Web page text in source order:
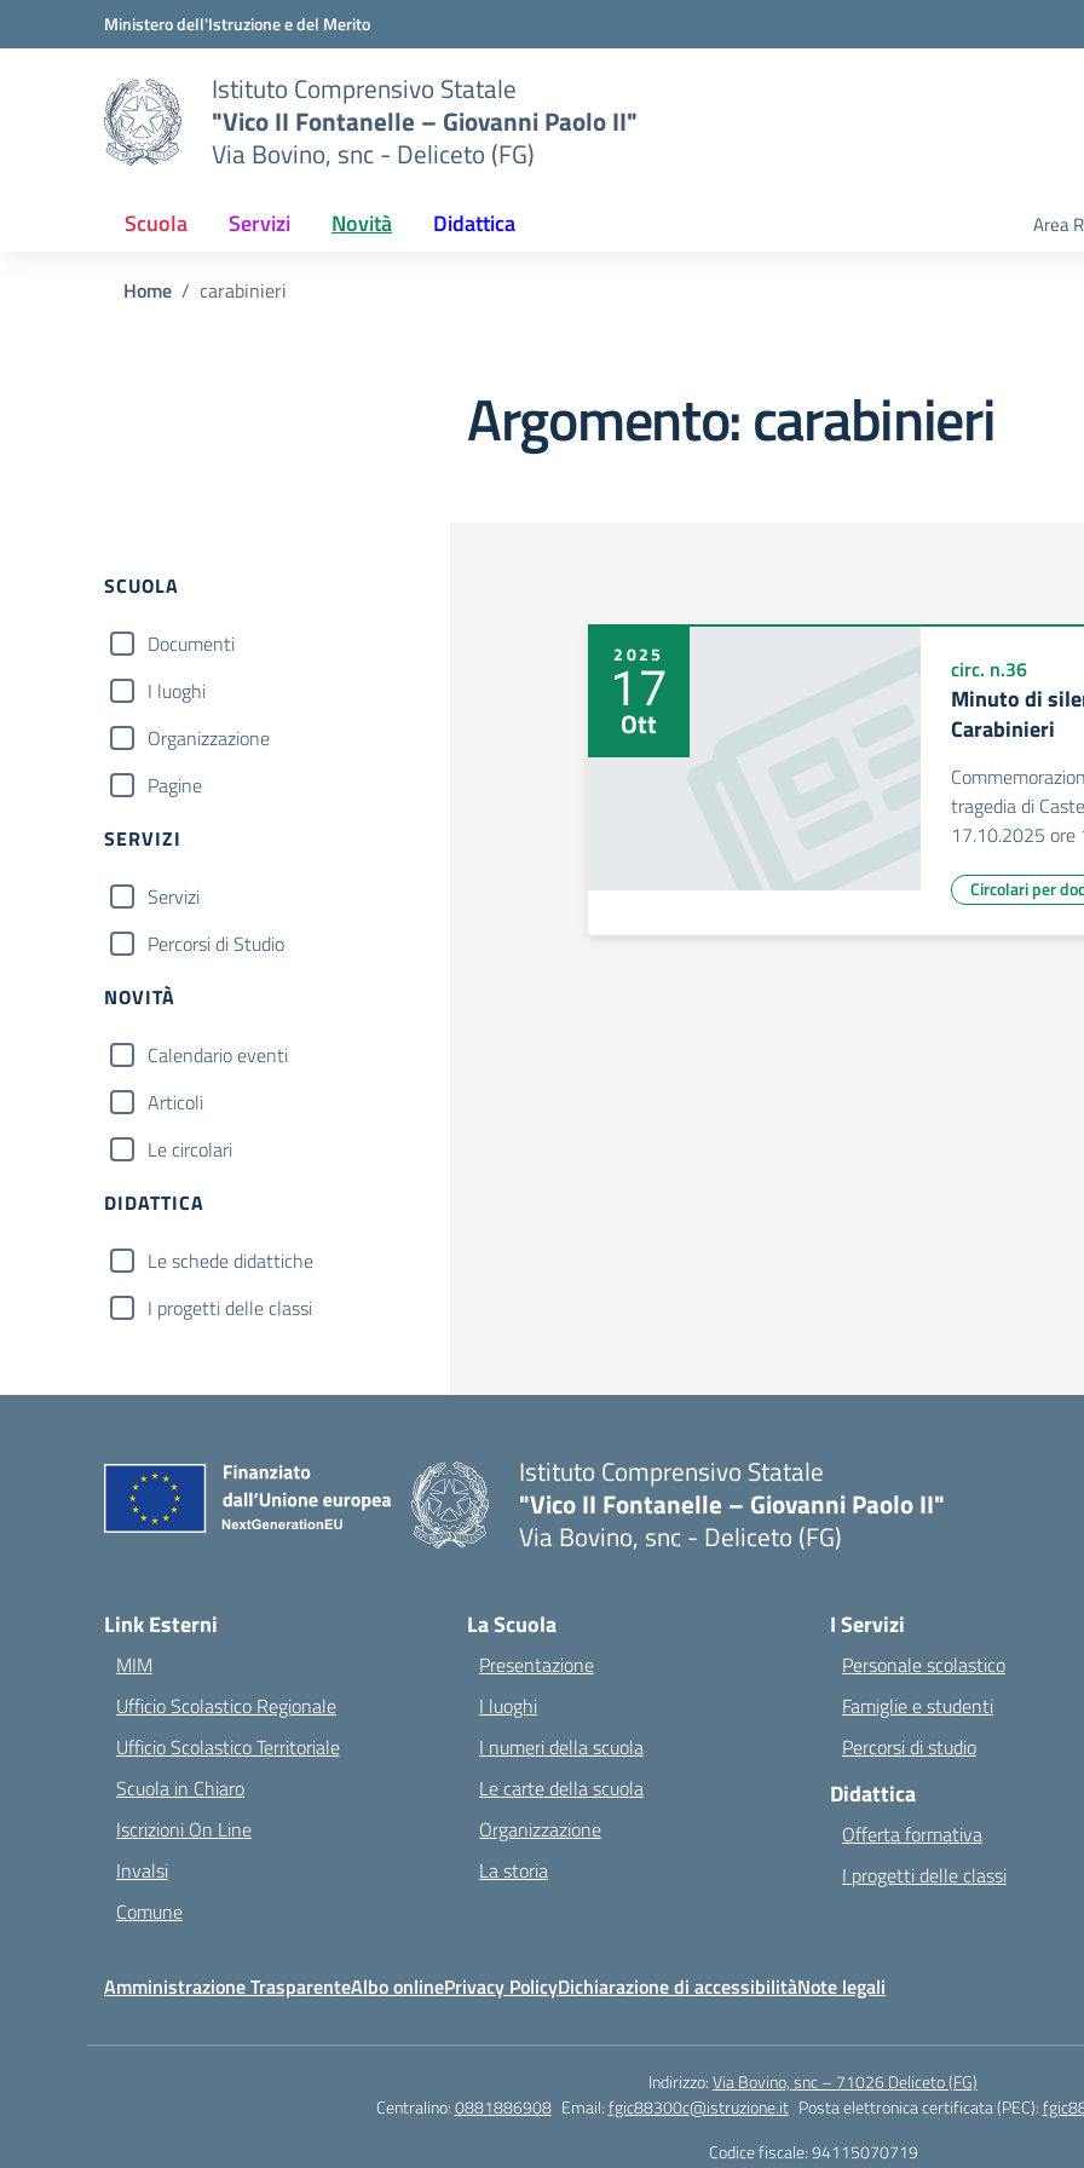
Vai ai contenuti
Vai al menu di navigazioneMinistero dell'Istruzione e del Merito
Istituto Comprensivo Statale
"Vico II Fontanelle – Giovanni Paolo II"
Via Bovino, snc - Deliceto (FG)
Scuola Servizi Novità Didattica Area
Home carabinieri
Argomento: carabinieri
Filtri
SCUOLA
Documenti
I luoghi
Organizzazione
Pagine
SERVIZI
Servizi
Percorsi di Studio
NOVITÀ
Calendario eventi
Articoli
Le circolari
DIDATTICA
Le schede didattiche
I progetti delle classi
2025
17
Ott
circ. n.36
Minuto di
Carabinieri
tragedia di
17.10.2025 ore
Circolari per
Istituto Comprensivo Statale
"Vico II Fontanelle – Giovanni Paolo II"
Via Bovino, snc - Deliceto (FG)
Link Esterni
MIM
Ufficio Scolastico Regionale
Ufficio Scolastico Territoriale
Scuola in Chiaro
Iscrizioni On Line
Invalsi
Comune
La Scuola
Presentazione
I luoghi
I numeri della scuola
Le carte della scuola
Organizzazione
La storia
I Servizi
Personale scolastico
Famiglie e studenti
Percorsi di studio
Didattica
Offerta formativa
I progetti delle classi
Amministrazione TrasparenteAlbo onlinePrivacy PolicyDichiarazione di accessibilitàNote legali
Indirizzo:Via Bovino, snc – 71026 Deliceto (FG)
Centralino:0881886908 Email:fgic88300c@istruzione.it Posta elettronica certificata (PEC):
Codice fiscale: 94115070719